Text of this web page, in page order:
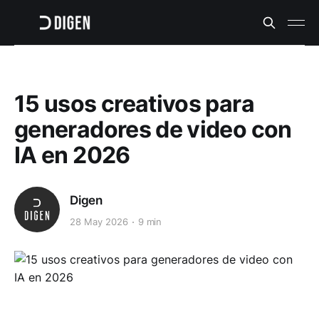
15 usos creativos para
generadores de video con
IA en 2026
Digen
28 May 2026 9 min